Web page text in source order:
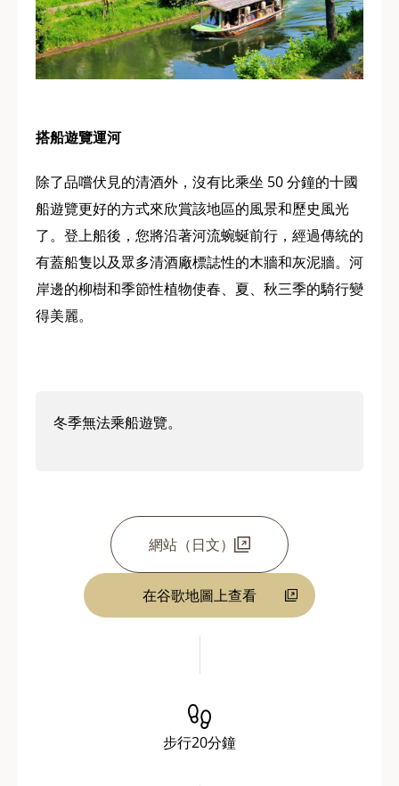
搭船遊覽運河
除了品嚐伏見的清酒外，沒有比乘坐 50 分鐘的十國
船遊覽更好的方式來欣賞該地區的風景和歷史風光
了。登上船後，您將沿著河流蜿蜒前行，經過傳統的
有蓋船隻以及眾多清酒廠標誌性的木牆和灰泥牆。河
岸邊的柳樹和季節性植物使春、夏、秋三季的騎行變
得美麗。
冬季無法乘船遊覽。
網站（日文）
在谷歌地圖上查看
步行20分鐘